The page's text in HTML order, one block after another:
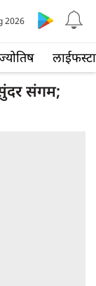
2026
संगम;